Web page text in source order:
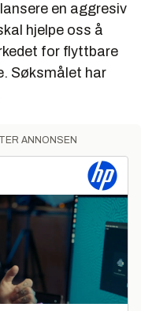
en aggresiv
hjelpe oss å
for flyttbare
Søksmålet har
ANNONSEN